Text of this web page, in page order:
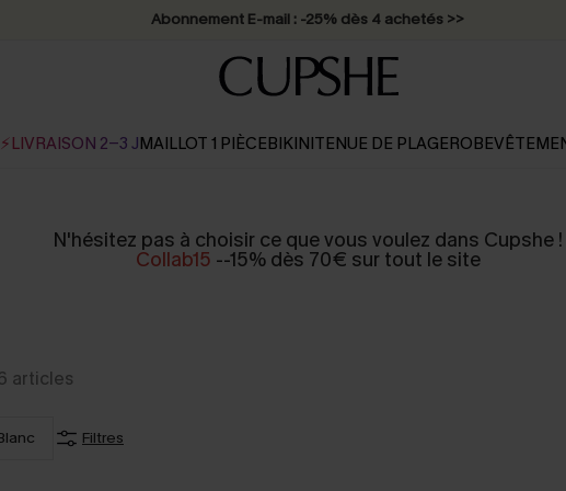
Abonnement E-mail : -25% dès 4 achetés >>
⚡LIVRAISON 2-3 JMAILLOT 1 PIÈCEBIKINITENUE DE PLAGEROBE
N'hésitez pas à choisir ce que vous voulez dans Cupshe !
Collab15 --15% dès 70€ sur tout le site
articles
Filtres